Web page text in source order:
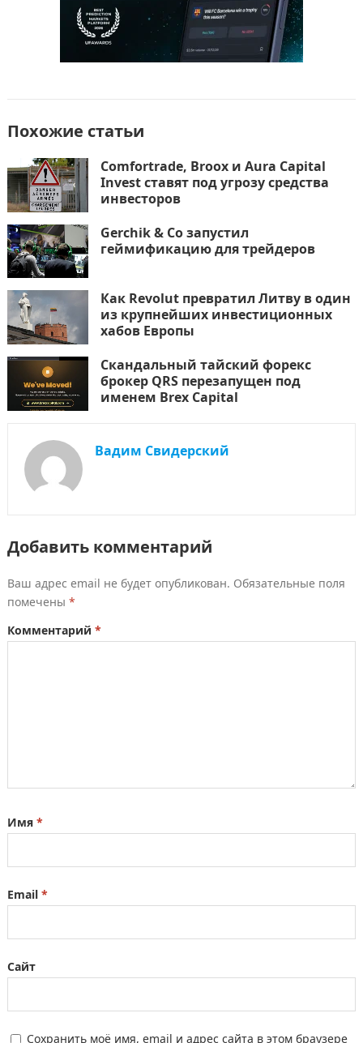
Похожие статьи
Comfortrade, Broox и Aura Capital
Invest ставят под угрозу средства
инвесторов
Gerchik & Co запустил
геймификацию для трейдеров
Как Revolut превратил Литву в один
из крупнейших инвестиционных
хабов Европы
Скандальный тайский форекс
брокер QRS перезапущен под
именем Brex Capital
Вадим Свидерский
Добавить комментарий
Ваш адрес email не будет опубликован. Обязательные поля
помечены *
Комментарий *
Имя *
Email *
Сайт
Сохранить моё имя, email и адрес сайта в этом браузере